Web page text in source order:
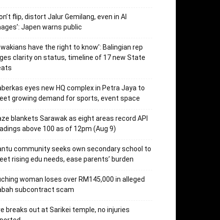
flip, distort Jalur Gemilang, even in AI
Japen warns public
have the right to know’: Balingian rep
clarity on status, timeline of 17 new State
eyes new HQ complex in Petra Jaya to
growing demand for sports, event space
blankets Sarawak as eight areas record API
above 100 as of 12pm (Aug 9)
community seeks own secondary school to
rising edu needs, ease parents’ burden
woman loses over RM145,000 in alleged
subcontract scam
breaks out at Sarikei temple, no injuries